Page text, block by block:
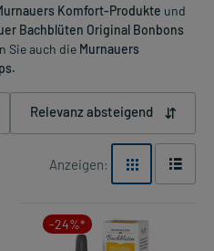
Komfort-Produkte und
Bachblüten Original Bonbons
Sie auch die Murnauers
Relevanz absteigend
Anzeigen:
-24%*